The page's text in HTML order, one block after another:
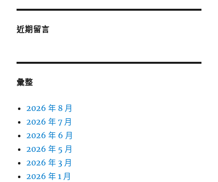
近期留言
彙整
2026 年 8 月
2026 年 7 月
2026 年 6 月
2026 年 5 月
2026 年 3 月
2026 年 1 月